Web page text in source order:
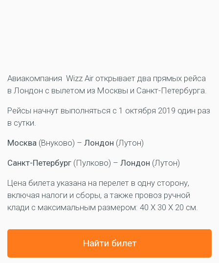
Авиакомпания Wizz Air открывает два прямых рейса
в Лондон с вылетом из Москвы и Санкт-Петербурга.
Рейсы начнут выполняться с 1 октября 2019 один раз
в сутки.
Москва (Внуково) – Лондон (Лутон)
Санкт-Петербург (Пулково) – Лондон (Лутон)
Цена билета указана на перелет в одну сторону,
включая налоги и сборы, а также провоз ручной
клади с максимальным размером: 40 X 30 X 20 см.
Найти билет